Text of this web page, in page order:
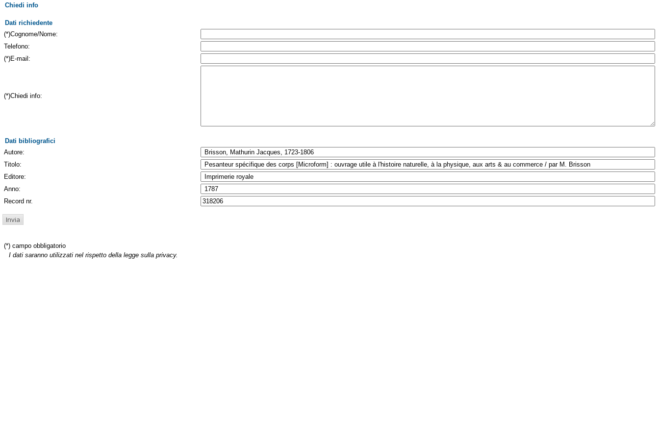
Chiedi info
Dati richiedente
(*)Cognome/Nome:
Telefono:
(*)E-mail:
(*)Chiedi info:
Dati bibliografici
Autore:
Titolo:
Editore:
Anno:
Record nr.
(*) campo obbligatorio
I dati saranno utilizzati nel rispetto della legge sulla privacy.